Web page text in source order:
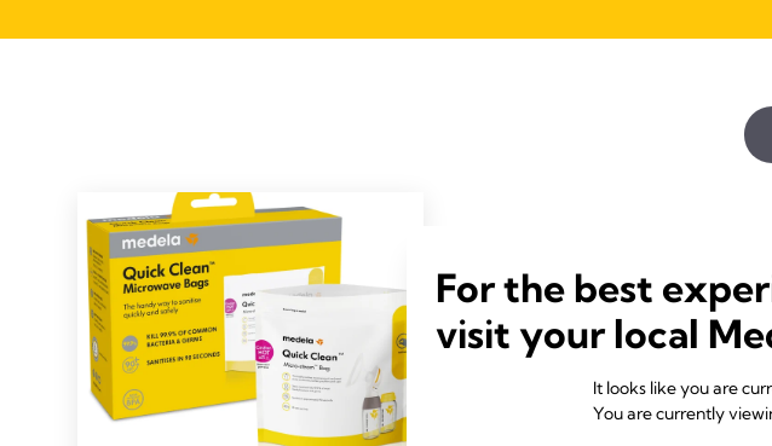
For the best
visit your local
It looks like you are
You are currently